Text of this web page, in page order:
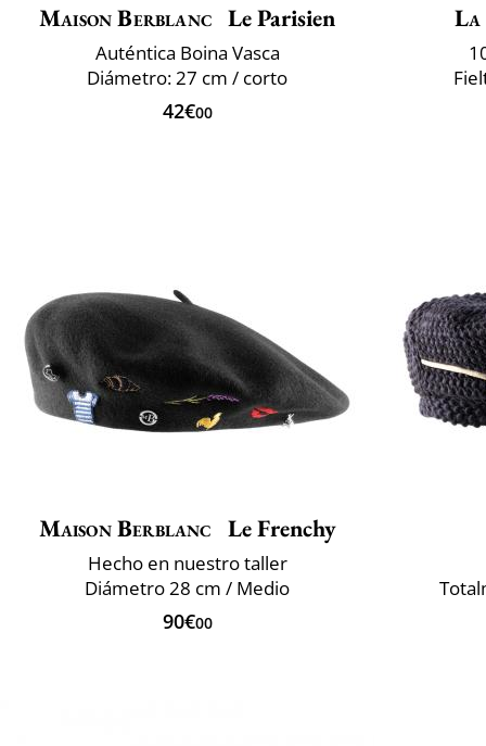
Maison Berblanc Le Parisien
Auténtica Boina Vasca
Diámetro: 27 cm / corto
42€00
Maison Berblanc Le Frenchy
Hecho en nuestro taller
Diámetro 28 cm / Medio
90€00